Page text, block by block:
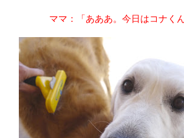
ママ：「あああ。今日はコナく